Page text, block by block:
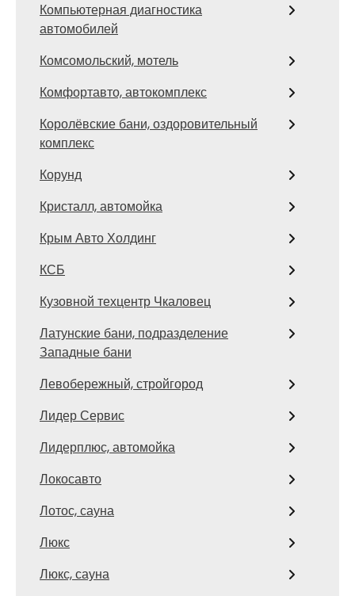
Компьютерная диагностика
автомобилей
Комсомольский, мотель
Комфортавто, автокомплекс
Королёвские бани, оздоровительный
комплекс
Корунд
Кристалл, автомойка
Крым Авто Холдинг
КСБ
Кузовной техцентр Чкаловец
Латунские бани, подразделение
Западные бани
Левобережный, стройгород
Лидер Сервис
Лидерплюс, автомойка
Локосавто
Лотос, сауна
Люкс
Люкс, сауна